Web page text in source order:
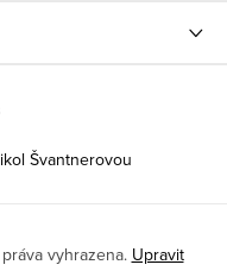
Švantnerovou
vyhrazena. Upravit